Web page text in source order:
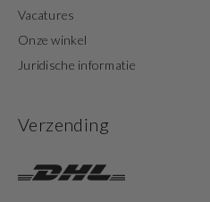
Vacatures
Onze winkel
Juridische informatie
Verzending